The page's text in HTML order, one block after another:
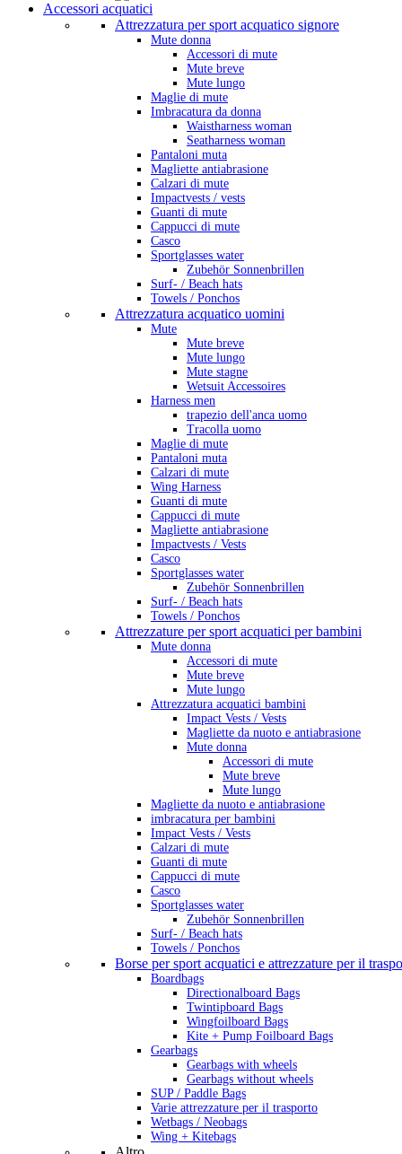
Accessori acquatici
Attrezzatura per sport acquatico signore
Mute donna
Accessori di mute
Mute breve
Mute lungo
Maglie di mute
Imbracatura da donna
Waistharness woman
Seatharness woman
Pantaloni muta
Magliette antiabrasione
Calzari di mute
Impactvests / vests
Guanti di mute
Cappucci di mute
Casco
Sportglasses water
Zubehör Sonnenbrillen
Surf- / Beach hats
Towels / Ponchos
Attrezzatura acquatico uomini
Mute
Mute breve
Mute lungo
Mute stagne
Wetsuit Accessoires
Harness men
trapezio dell'anca uomo
Tracolla uomo
Maglie di mute
Pantaloni muta
Calzari di mute
Wing Harness
Guanti di mute
Cappucci di mute
Magliette antiabrasione
Impactvests / Vests
Casco
Sportglasses water
Zubehör Sonnenbrillen
Surf- / Beach hats
Towels / Ponchos
Attrezzature per sport acquatici per bambini
Mute donna
Accessori di mute
Mute breve
Mute lungo
Attrezzatura acquatici bambini
Impact Vests / Vests
Magliette da nuoto e antiabrasione
Mute donna
Accessori di mute
Mute breve
Mute lungo
Magliette da nuoto e antiabrasione
imbracatura per bambini
Impact Vests / Vests
Calzari di mute
Guanti di mute
Cappucci di mute
Casco
Sportglasses water
Zubehör Sonnenbrillen
Surf- / Beach hats
Towels / Ponchos
Borse per sport acquatici e attrezzature per il
Boardbags
Directionalboard Bags
Twintipboard Bags
Wingfoilboard Bags
Kite + Pump Foilboard Bags
Gearbags
Gearbags with wheels
Gearbags without wheels
SUP / Paddle Bags
Varie attrezzature per il trasporto
Wetbags / Neobags
Wing + Kitebags